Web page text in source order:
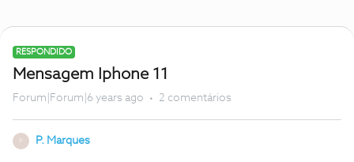
RESPONDIDO
Mensagem Iphone 11
Forum|Forum|6 years ago 2 comentários
P. Marques